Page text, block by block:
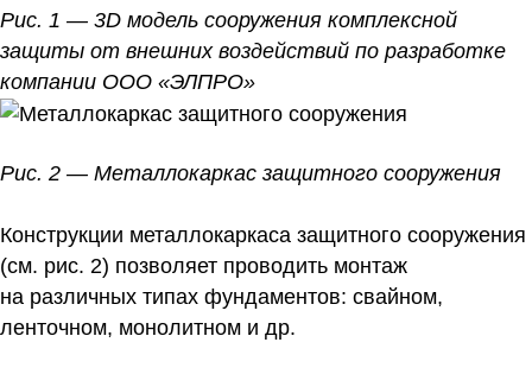
Рис. 1 — 3D модель сооружения комплексной
защиты от внешних воздействий по разработке
компании ООО «ЭЛПРО»
Рис. 2 — Металлокаркас защитного сооружения
Конструкции металлокаркаса защитного сооружения
(см. рис. 2) позволяет проводить монтаж
на различных типах фундаментов: свайном,
ленточном, монолитном и др.